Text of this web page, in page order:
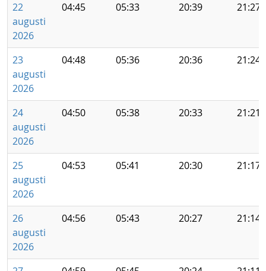
22
augusti
2026
04:45 05:33 20:39 21:27
23
augusti
2026
04:48 05:36 20:36 21:24
24
augusti
2026
04:50 05:38 20:33 21:21
25
augusti
2026
04:53 05:41 20:30 21:17
26
augusti
2026
04:56 05:43 20:27 21:14